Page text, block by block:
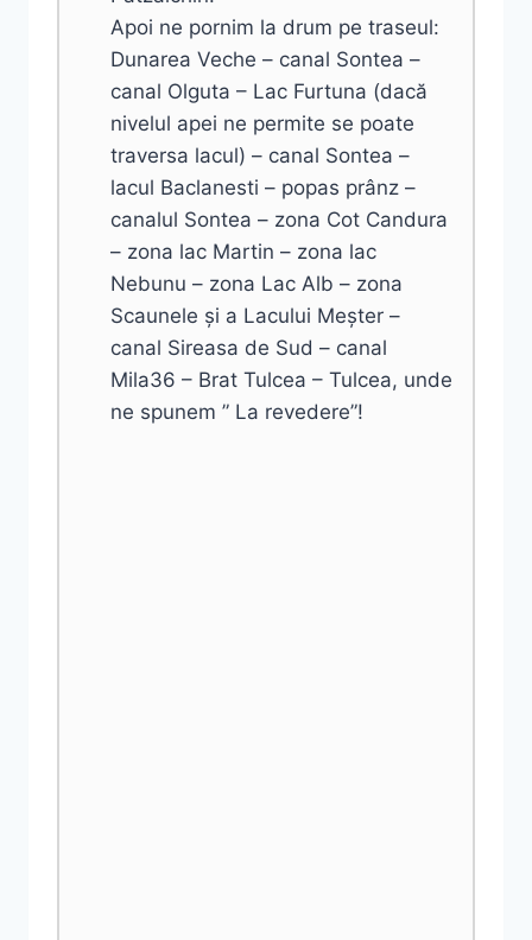
Apoi ne pornim la drum pe traseul:
Dunarea Veche – canal Sontea –
canal Olguta – Lac Furtuna (dacă
nivelul apei ne permite se poate
traversa lacul) – canal Sontea –
lacul Baclanesti – popas prânz –
canalul Sontea – zona Cot Candura
– zona lac Martin – zona lac
Nebunu – zona Lac Alb – zona
Scaunele și a Lacului Meșter –
canal Sireasa de Sud – canal
Mila36 – Brat Tulcea – Tulcea, unde
ne spunem ” La revedere”!